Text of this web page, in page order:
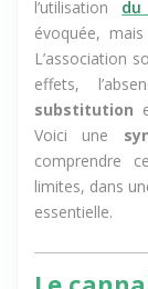
Ce sujet
l’utilisation
évoquée,
L’association
effets,
substitution
Voici une
comprendre
limites, dans